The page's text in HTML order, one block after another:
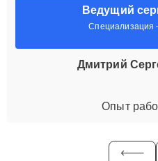
Ведущий
Специализация
Дмитрий
Опыт